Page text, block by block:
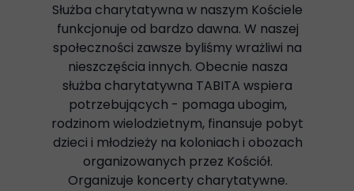
Służba charytatywna w naszym Kościele
funkcjonuje od bardzo dawna. W naszej
społeczności zawsze byliśmy wrażliwi na
nieszczęścia innych. Obecnie nasza
służba charytatywna TABITA wspiera
potrzebujących - pomaga ubogim,
rodzinom wielodzietnym, finansuje pobyt
dzieci i młodzieży na koloniach i obozach
organizowanych przez Kościół.
Organizuje koncerty charytatywne.